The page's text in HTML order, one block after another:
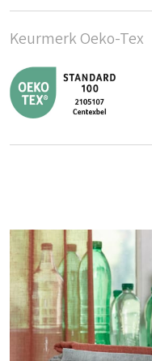
Keurmerk Oeko-Tex